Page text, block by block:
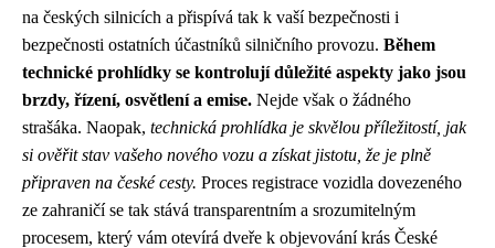
na českých silnicích a přispívá tak k vaší bezpečnosti i
bezpečnosti ostatních účastníků silničního provozu. Během
technické prohlídky se kontrolují důležité aspekty jako jsou
brzdy, řízení, osvětlení a emise. Nejde však o žádného
strašáka. Naopak, technická prohlídka je skvělou příležitostí, jak
si ověřit stav vašeho nového vozu a získat jistotu, že je plně
připraven na české cesty. Proces registrace vozidla dovezeného
ze zahraničí se tak stává transparentním a srozumitelným
procesem, který vám otevírá dveře k objevování krás České